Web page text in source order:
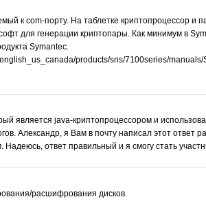
к com-порту. На таблетке криптопроцессор и
для генерации криптопары. Как минимум в
Symantec.
products/sns/7100series/
является java-криптопроцессором и
Александр, я Вам в почту написал этот ответ
Надеюсь, ответ правильный и я смогу стать
расшифрования дисков.